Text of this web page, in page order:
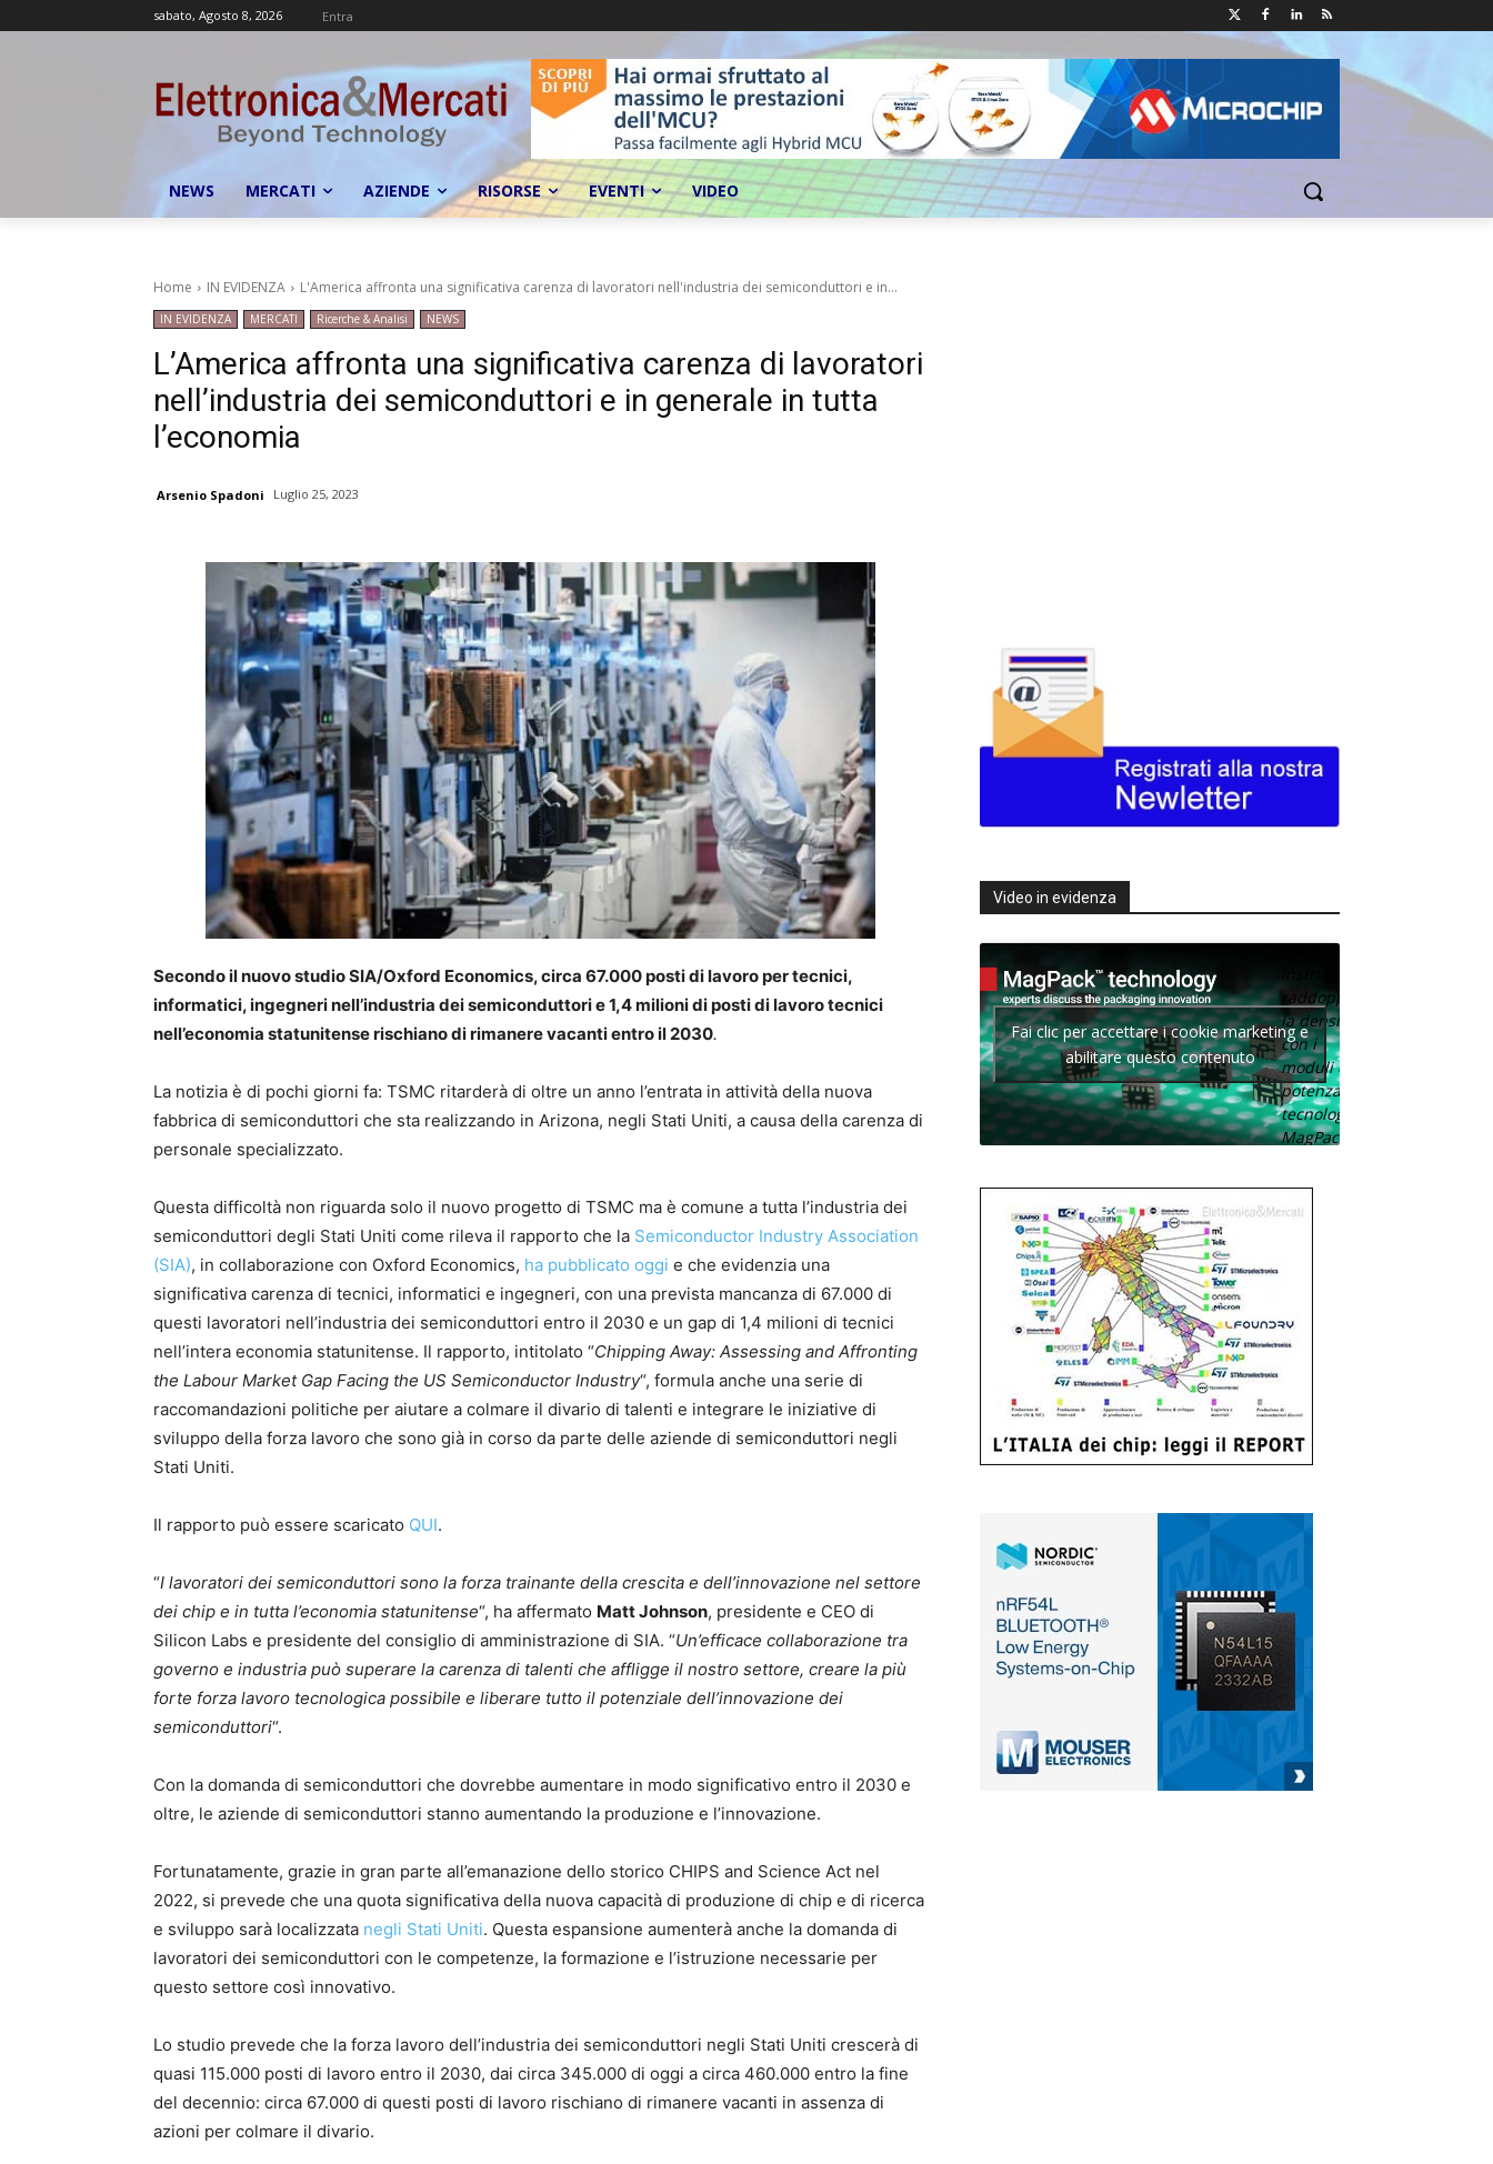
sabato, Agosto 8, 2026 Entra
NEWS MERCATI AZIENDE RISORSE EVENTI VIDEO
Home IN EVIDENZA L'America affronta una significativa carenza di lavoratori nell'industria dei semiconduttori e in...
IN EVIDENZA MERCATI Ricerche & Analisi NEWS
L’America affronta una significativa carenza di lavoratori
nell’industria dei semiconduttori e in generale in tutta
l’economia
Arsenio Spadoni Luglio 25, 2023
Secondo il nuovo studio SIA/Oxford Economics, circa 67.000 posti di lavoro per tecnici,
informatici, ingegneri nell’industria dei semiconduttori e 1,4 milioni di posti di lavoro tecnici
nell’economia statunitense rischiano di rimanere vacanti entro il 2030.
La notizia è di pochi giorni fa: TSMC ritarderà di oltre un anno l’entrata in attività della nuova
fabbrica di semiconduttori che sta realizzando in Arizona, negli Stati Uniti, a causa della carenza di
personale specializzato.
Questa difficoltà non riguarda solo il nuovo progetto di TSMC ma è comune a tutta l’industria dei
semiconduttori degli Stati Uniti come rileva il rapporto che la Semiconductor Industry Association
(SIA), in collaborazione con Oxford Economics, ha pubblicato oggi e che evidenzia una
significativa carenza di tecnici, informatici e ingegneri, con una prevista mancanza di 67.000 di
questi lavoratori nell’industria dei semiconduttori entro il 2030 e un gap di 1,4 milioni di tecnici
nell’intera economia statunitense. Il rapporto, intitolato “Chipping Away: Assessing and Affronting
the Labour Market Gap Facing the US Semiconductor Industry“, formula anche una serie di
raccomandazioni politiche per aiutare a colmare il divario di talenti e integrare le iniziative di
sviluppo della forza lavoro che sono già in corso da parte delle aziende di semiconduttori negli
Stati Uniti.
Il rapporto può essere scaricato QUI.
“I lavoratori dei semiconduttori sono la forza trainante della crescita e dell’innovazione nel settore
dei chip e in tutta l’economia statunitense“, ha affermato Matt Johnson, presidente e CEO di
Silicon Labs e presidente del consiglio di amministrazione di SIA. “Un’efficace collaborazione tra
governo e industria può superare la carenza di talenti che affligge il nostro settore, creare la più
forte forza lavoro tecnologica possibile e liberare tutto il potenziale dell’innovazione dei
semiconduttori“.
Con la domanda di semiconduttori che dovrebbe aumentare in modo significativo entro il 2030 e
oltre, le aziende di semiconduttori stanno aumentando la produzione e l’innovazione.
Fortunatamente, grazie in gran parte all’emanazione dello storico CHIPS and Science Act nel
2022, si prevede che una quota significativa della nuova capacità di produzione di chip e di ricerca
e sviluppo sarà localizzata negli Stati Uniti. Questa espansione aumenterà anche la domanda di
lavoratori dei semiconduttori con le competenze, la formazione e l’istruzione necessarie per
questo settore così innovativo.
Lo studio prevede che la forza lavoro dell’industria dei semiconduttori negli Stati Uniti crescerà di
quasi 115.000 posti di lavoro entro il 2030, dai circa 345.000 di oggi a circa 460.000 entro la fine
del decennio: circa 67.000 di questi posti di lavoro rischiano di rimanere vacanti in assenza di
azioni per colmare il divario.
Video in evidenza
Texas
raddoppia
la densità
con i
moduli di
potenza con
tecnologia
MagPack.
Fai clic per accettare i cookie marketing e
abilitare questo contenuto